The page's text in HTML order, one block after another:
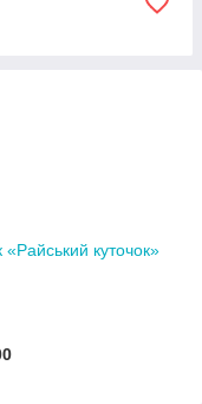
«Райський куточок»